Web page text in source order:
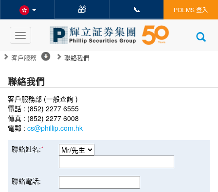
🎁 📞 POEMS 登入
Toggle
navigation
客戶服務 聯絡我們
聯絡我們
客戶服務部 (一般查詢 )
電話 : (852) 2277 6555
傳真 : (852) 2277 6008
電郵 : cs@phillip.com.hk
聯絡姓名:*
聯絡電話: